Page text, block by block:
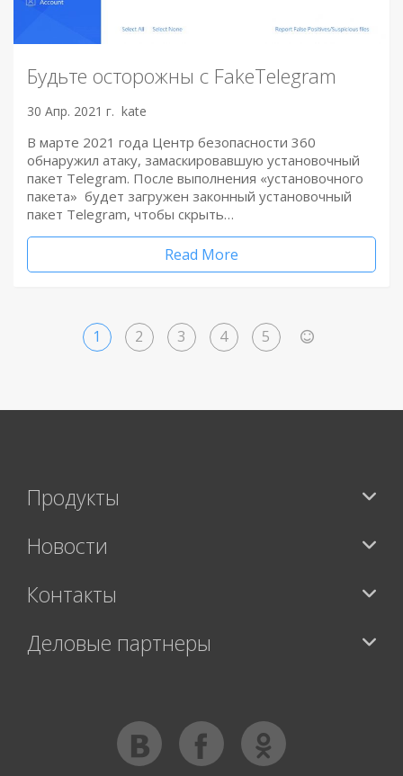
Будьте осторожны с FakeTelegram
30 Апр. 2021 г. kate
В марте 2021 года Центр безопасности 360
обнаружил атаку, замаскировавшую установочный
пакет Telegram. После выполнения «установочного
пакета» будет загружен законный установочный
пакет Telegram, чтобы скрыть…
Read More
1 2 3 4 5
Продукты
Новости
Контакты
Деловые партнеры